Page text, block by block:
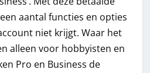
aantal functies en opties
niet krijgt. Waar het
alleen voor hobbyisten en
Pro en Business de